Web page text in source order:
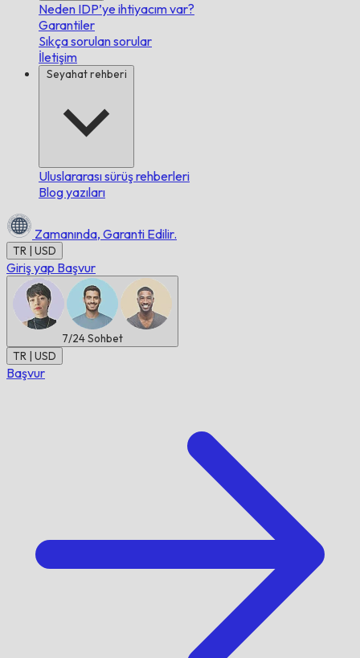
Neden IDP’ye ihtiyacım var?
Garantiler
Sıkça sorulan sorular
İletişim
Seyahat rehberi
Uluslararası sürüş rehberleri
Blog yazıları
Zamanında, Garanti Edilir.
TR | USD
Giriş yap Başvur
7/24Sohbet
TR | USD
Başvur